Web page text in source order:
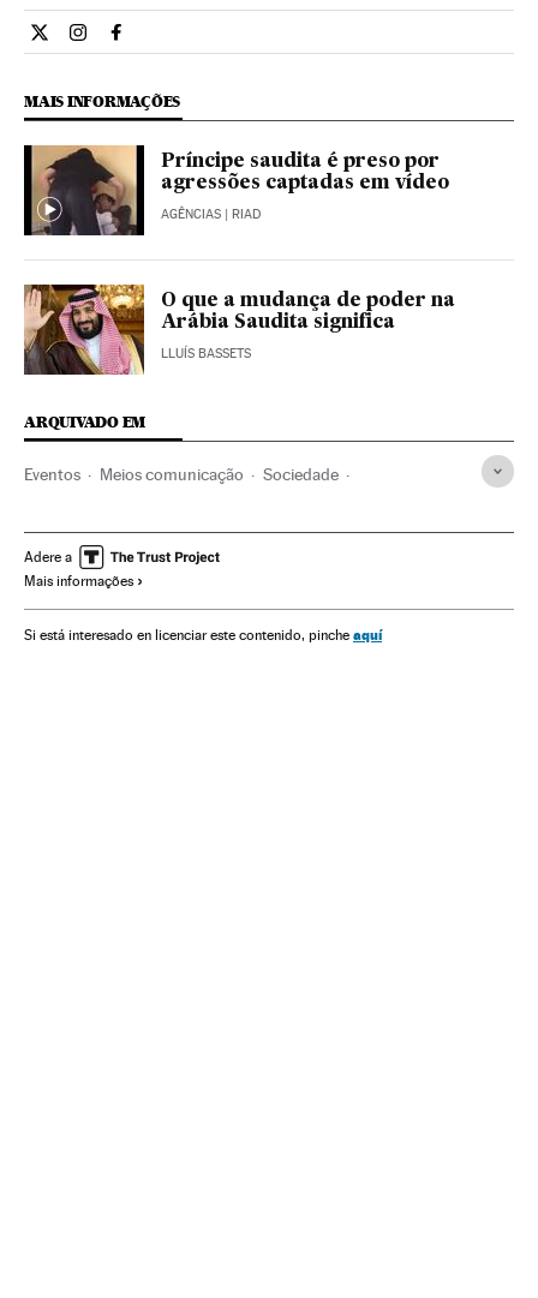
Internacional El País Brasil en Twitter
Internacional El País Brasil en Instagram
Internacional El País Brasil en Facebook
MAIS INFORMAÇÕES
Príncipe saudita é preso por
agressões captadas em vídeo
AGÊNCIAS | RIAD
O que a mudança de poder na
Arábia Saudita significa
LLUÍS BASSETS
ARQUIVADO EM
Eventos Meios comunicação Sociedade
Arábia Saudita Juventude
Oriente médio
Mundo Global Blogs
Adere a
Mais informações
Si está interesado en licenciar este contenido, pinche aquí